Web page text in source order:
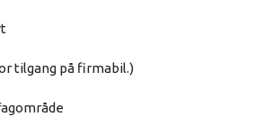
tilgang på firmabil.)